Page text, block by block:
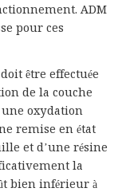
ADM
pour ces
être effectuée
de la couche
oxydation
remise en état
et d’une résine
la
bien inférieur à